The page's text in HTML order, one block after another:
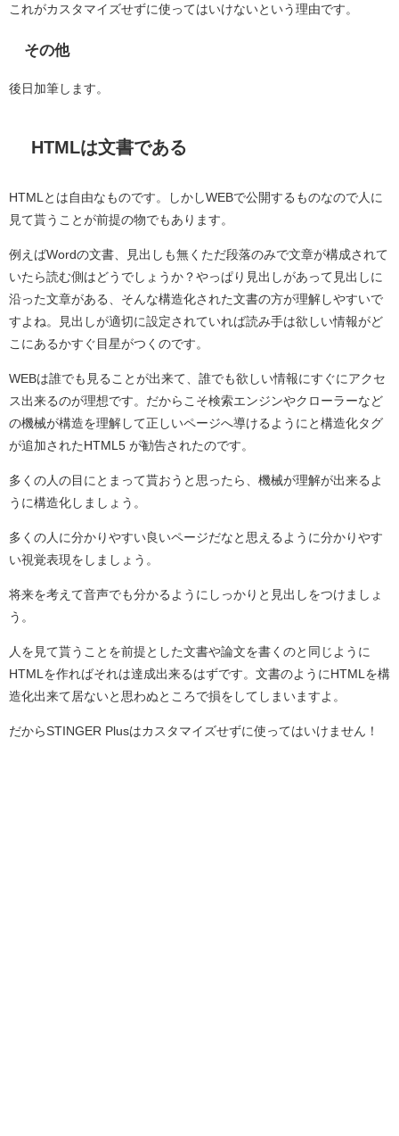
これがカスタマイズせずに使ってはいけないという理由です。
その他
後日加筆します。
HTMLは文書である
HTMLとは自由なものです。しかしWEBで公開するものなので人に
見て貰うことが前提の物でもあります。
例えばWordの文書、見出しも無くただ段落のみで文章が構成されて
いたら読む側はどうでしょうか？やっぱり見出しがあって見出しに
沿った文章がある、そんな構造化された文書の方が理解しやすいで
すよね。見出しが適切に設定されていれば読み手は欲しい情報がど
こにあるかすぐ目星がつくのです。
WEBは誰でも見ることが出来て、誰でも欲しい情報にすぐにアクセ
ス出来るのが理想です。だからこそ検索エンジンやクローラーなど
の機械が構造を理解して正しいページへ導けるようにと構造化タグ
が追加されたHTML5 が勧告されたのです。
多くの人の目にとまって貰おうと思ったら、機械が理解が出来るよ
うに構造化しましょう。
多くの人に分かりやすい良いページだなと思えるように分かりやす
い視覚表現をしましょう。
将来を考えて音声でも分かるようにしっかりと見出しをつけましょ
う。
人を見て貰うことを前提とした文書や論文を書くのと同じように
HTMLを作ればそれは達成出来るはずです。文書のようにHTMLを構
造化出来て居ないと思わぬところで損をしてしまいますよ。
だからSTINGER Plusはカスタマイズせずに使ってはいけません！